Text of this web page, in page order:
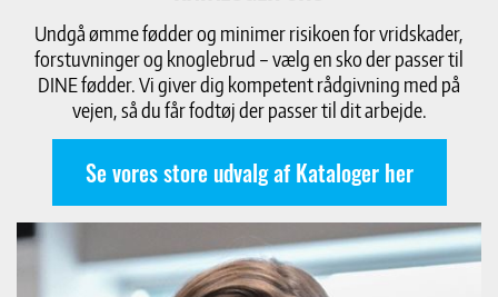
Undgå ømme fødder og minimer risikoen for vridskader,
forstuvninger og knoglebrud – vælg en sko der passer til
DINE fødder. Vi giver dig kompetent rådgivning med på
vejen, så du får fodtøj der passer til dit arbejde.
Se vores store udvalg af Kataloger her